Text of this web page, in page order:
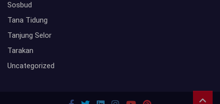
Sosbud
Tana Tidung
Tanjung Selor
Tarakan
Uncategorized